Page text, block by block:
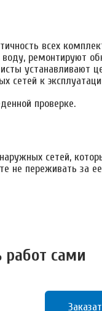
всех
ремонтируют
устанавливают
сетей к
проверке.
сетей,
не переживать за
сами